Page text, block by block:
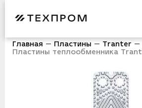
Главная Пластины
Tranter
Пластины теплообменника